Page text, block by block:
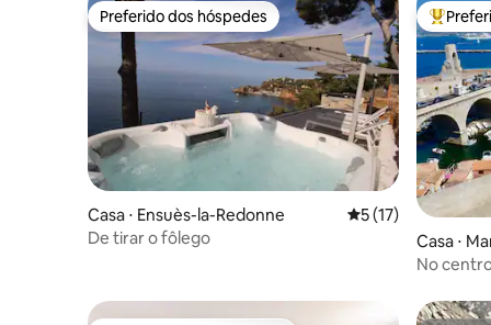
Preferido dos hóspedes
Preferido dos hóspedes
Casa ⋅ Ensuès-la-Redonne 5 de uma
5 (17)
De tirar o fôlego
Entre
Casa ⋅
No